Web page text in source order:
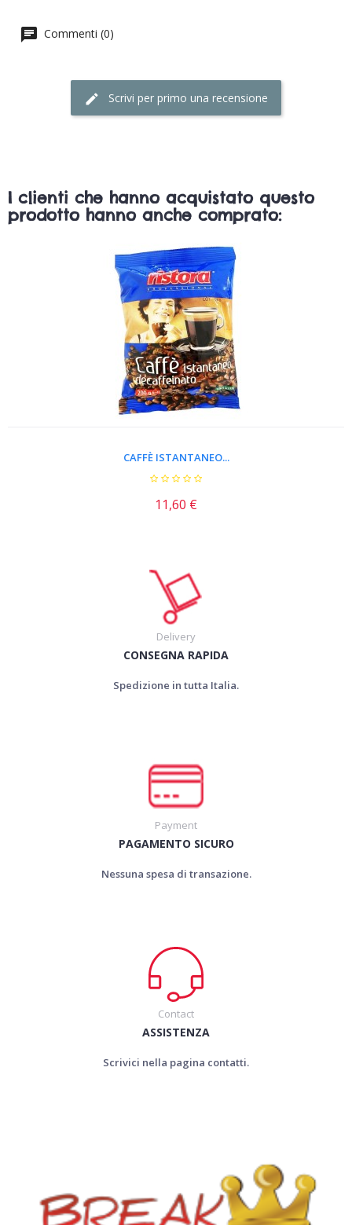
Commenti (0)
Scrivi per primo una recensione
I clienti che hanno acquistato questo
prodotto hanno anche comprato:
CAFFÈ ISTANTANEO...
11,60 €
Delivery
CONSEGNA RAPIDA
Spedizione in tutta Italia.
Payment
PAGAMENTO SICURO
Nessuna spesa di transazione.
Contact
ASSISTENZA
Scrivici nella pagina contatti.